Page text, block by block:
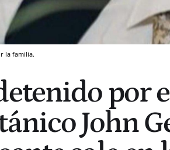
la familia.
por
John